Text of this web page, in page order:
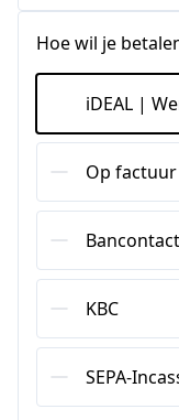
Hoe wil je
iDEAL |
Op
Bancontact
KBC
SEPA-